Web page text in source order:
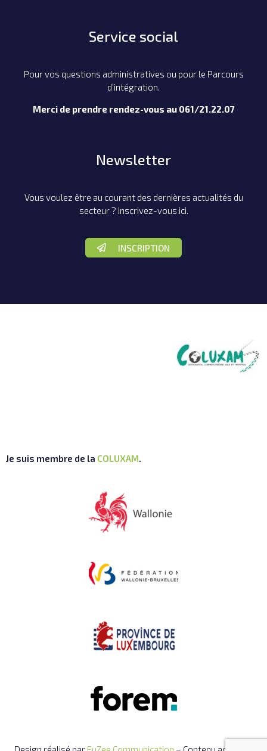
Service social
Pour vos questions administratives ou pour le Parcours
d’intégration.
Merci de prendre rendez-vous au 061/21.22.07
Newsletter
Vous voulez être au courant des dernières actualités du
secteur ? Inscrivez-vous ici.
INSCRIPTION
Je suis membre de la COLUXAM.